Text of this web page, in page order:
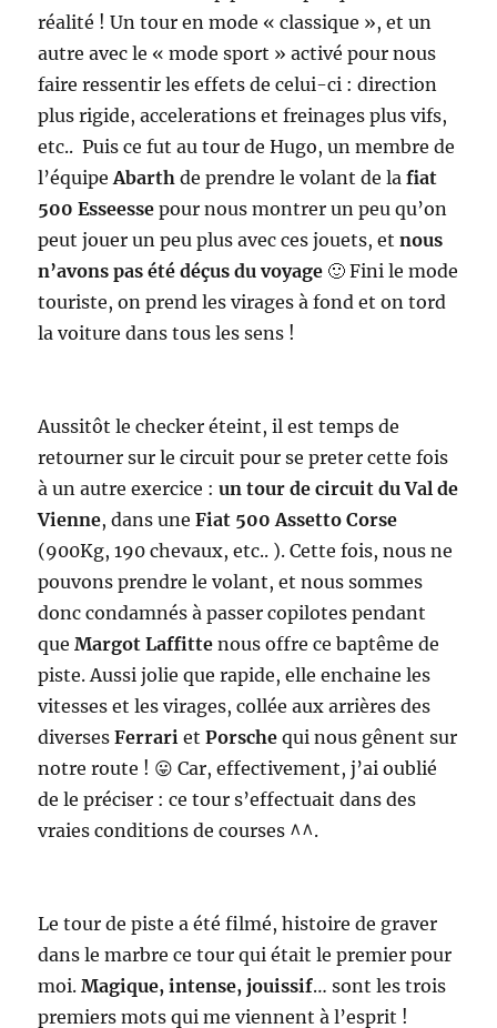
réalité ! Un tour en mode « classique », et un
autre avec le « mode sport » activé pour nous
faire ressentir les effets de celui-ci : direction
plus rigide, accelerations et freinages plus vifs,
etc.. Puis ce fut au tour de Hugo, un membre de
l’équipeAbarth de prendre le volant de lafiat
500 Esseesse pour nous montrer un peu qu’on
peut jouer un peu plus avec ces jouets, etnous
n’avons pas été déçus du voyage 🙂 Fini le mode
touriste, on prend les virages à fond et on tord
la voiture dans tous les sens !
Aussitôt le checker éteint, il est temps de
retourner sur le circuit pour se preter cette fois
à un autre exercice :un tour de circuit du Val de
Vienne, dans uneFiat 500 Assetto Corse
(900Kg, 190 chevaux, etc.. ). Cette fois, nous ne
pouvons prendre le volant, et nous sommes
donc condamnés à passer copilotes pendant
queMargot Laffitte nous offre ce baptême de
piste. Aussi jolie que rapide, elle enchaine les
vitesses et les virages, collée aux arrières des
diversesFerrari etPorsche qui nous gênent sur
notre route ! 😛 Car, effectivement, j’ai oublié
de le préciser : ce tour s’effectuait dans des
vraies conditions de courses ^^.
Le tour de piste a été filmé, histoire de graver
dans le marbre ce tour qui était le premier pour
moi.Magique, intense, jouissif… sont les trois
premiers mots qui me viennent à l’esprit !